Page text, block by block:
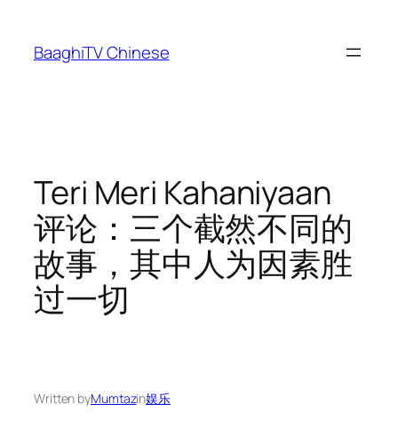
content
BaaghiTV Chinese
Teri Meri Kahaniyaan
评论：三个截然不同的
故事，其中人为因素胜
过一切
Written byMumtazin娱乐